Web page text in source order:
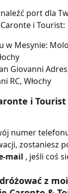
port dla
i Tourist:
w Mesynie:
Giovanni
RC, Włochy
i
numer
zostaniesz
mail , jeśli coś
z